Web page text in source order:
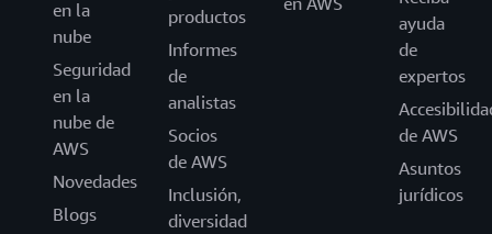
en la
nube
Seguridad
en la
nube de
AWS
Novedades
Blogs
productos
Informes
de
analistas
Socios
de AWS
Inclusión,
diversidad
ayuda
de
expertos
de AWS
Asuntos
jurídicos